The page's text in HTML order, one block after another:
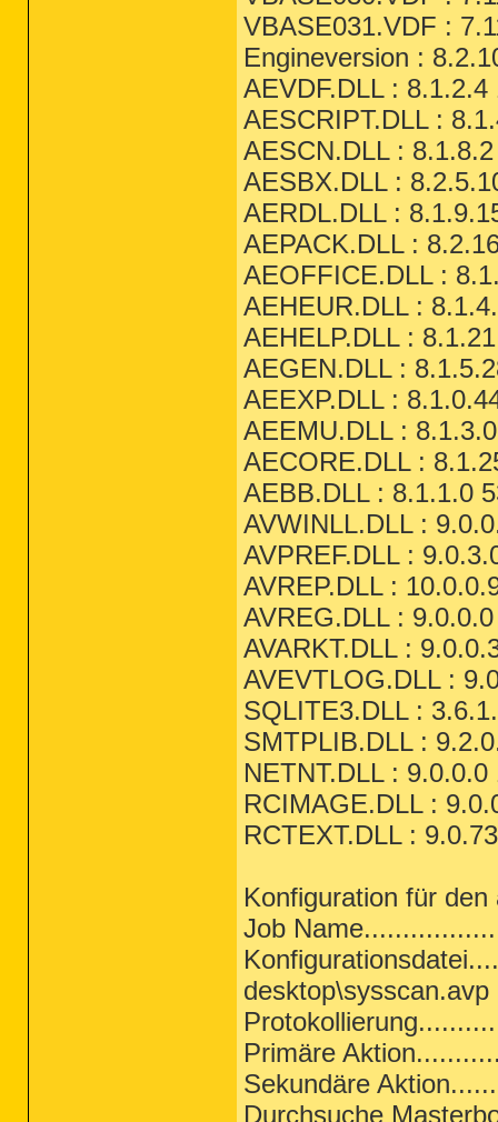
VBASE031.VDF :
Engineversion :
AEVDF.DLL :
AESCRIPT.DLL :
AESCN.DLL :
AESBX.DLL :
AERDL.DLL :
AEPACK.DLL :
AEOFFICE.DLL :
AEHEUR.DLL :
AEHELP.DLL :
AEGEN.DLL :
AEEXP.DLL :
AEEMU.DLL :
AECORE.DLL :
AEBB.DLL : 8.1.1.0
AVWINLL.DLL :
AVPREF.DLL :
AVREP.DLL :
AVREG.DLL :
AVARKT.DLL :
AVEVTLOG.DLL :
SQLITE3.DLL :
SMTPLIB.DLL :
NETNT.DLL :
RCIMAGE.DLL :
RCTEXT.DLL :
Konfiguration für
Job
desktop\sysscan.avp
Primäre
Sekundäre
Durchsuche